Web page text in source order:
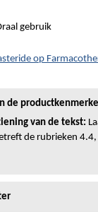
gebruik
op
de
van de tekst:
de rubrieken